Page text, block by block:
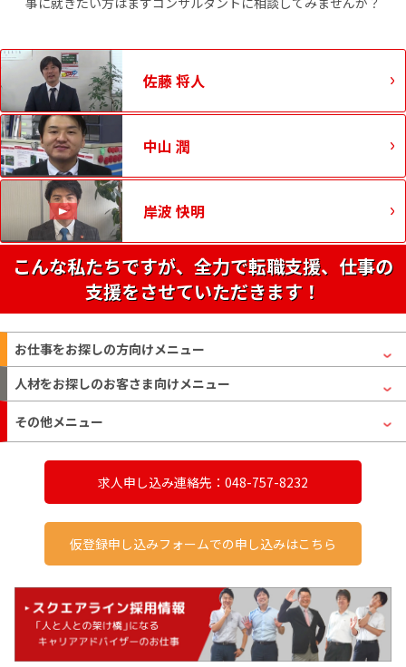
佐藤 将人
中山 潤
岸波 快明
こんな私たちですが、全力で転職支援、仕事の
支援をさせていただきます！
お仕事をお探しの方向けメニュー
人材をお探しのお客さま向けメニュー
その他メニュー
求人申し込み連絡先：048-757-8232
仮登録申し込みフォームでの申し込みはこちら